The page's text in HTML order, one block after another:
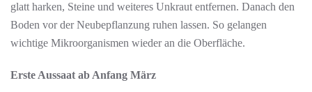
glatt harken, Steine und weiteres Unkraut entfernen. Danach den
Boden vor der Neubepflanzung ruhen lassen. So gelangen
wichtige Mikroorganismen wieder an die Oberfläche.
Erste Aussaat ab Anfang März